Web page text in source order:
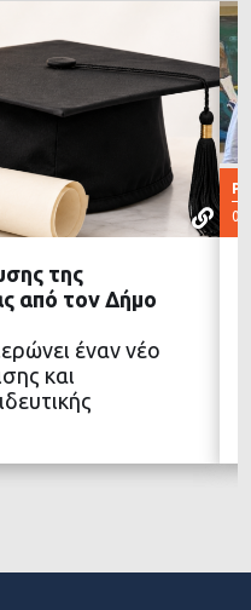
της
από τον Δήμο
έναν νέο
και